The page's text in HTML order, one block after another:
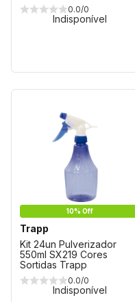
0.0/0
Indisponível
10% Off
Trapp
Kit 24un Pulverizador
550ml SX219 Cores
Sortidas Trapp
0.0/0
Indisponível